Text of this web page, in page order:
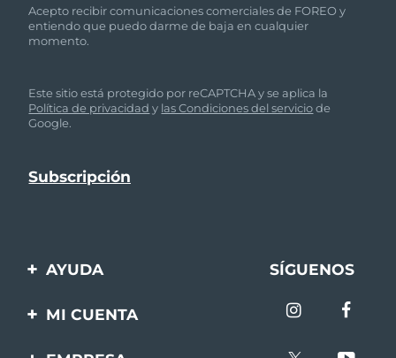
Acepto recibir comunicaciones comerciales de FOREO y
entiendo que puedo darme de baja en cualquier
momento.
Este sitio está protegido por reCAPTCHA y se aplica la
Política de privacidad y las Condiciones del serviciode
Google.
AYUDA
Contáctanos
SÍGUENOS
MI CUENTA
Registro de productos